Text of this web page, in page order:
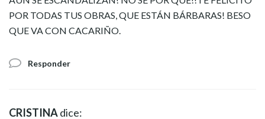
POR TODAS TUS OBRAS, QUE ESTÁN BÁRBARAS! BESO
QUE VA CON CACARIÑO.
Responder
CRISTINAdice: